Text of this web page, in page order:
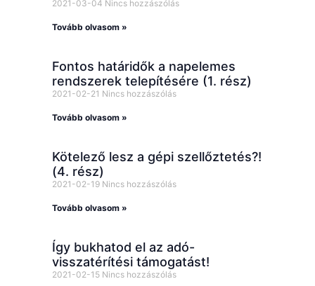
2021-03-04 Nincs hozzászólás
Tovább olvasom »
Fontos határidők a napelemes
rendszerek telepítésére (1. rész)
2021-02-21 Nincs hozzászólás
Tovább olvasom »
Kötelező lesz a gépi szellőztetés?!
(4. rész)
2021-02-19 Nincs hozzászólás
Tovább olvasom »
Így bukhatod el az adó-
visszatérítési támogatást!
2021-02-15 Nincs hozzászólás